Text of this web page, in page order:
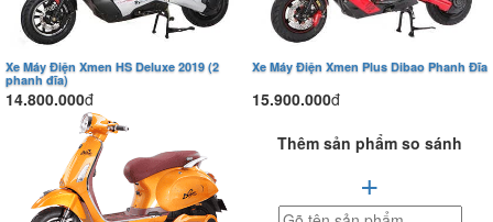
Xe Máy Điện Xmen HS Deluxe 2019 (2
phanh đĩa)
14.800.000đ
Xe Máy Điện Xmen Plus Dibao Phanh Đĩa
15.900.000đ
Thêm sản phẩm so sánh
+